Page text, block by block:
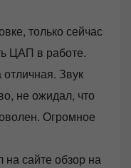
только сейчас
ЦАП в работе.
Звук
не ожидал, что
Огромное
на сайте обзор на